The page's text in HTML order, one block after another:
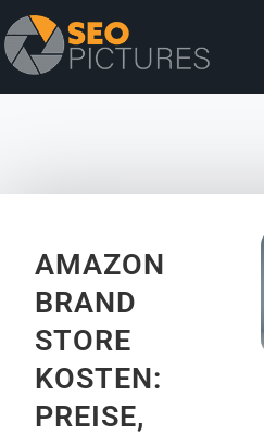
AMAZON
BRAND
STORE
KOSTEN:
PREISE,